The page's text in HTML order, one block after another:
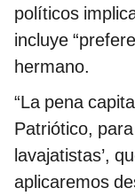
políticos
incluye
hermano.
“La pena
Patriótico,
lavajatistas’,
aplicaremos